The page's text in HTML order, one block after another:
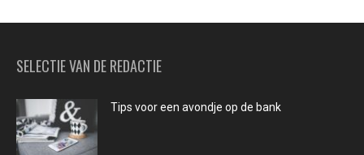
SELECTIE VAN DE REDACTIE
Tips voor een avondje op de bank